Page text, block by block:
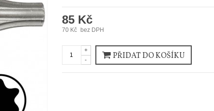
85 Kč
70 Kč bez DPH
-
+
PŘIDAT DO KOŠÍKU